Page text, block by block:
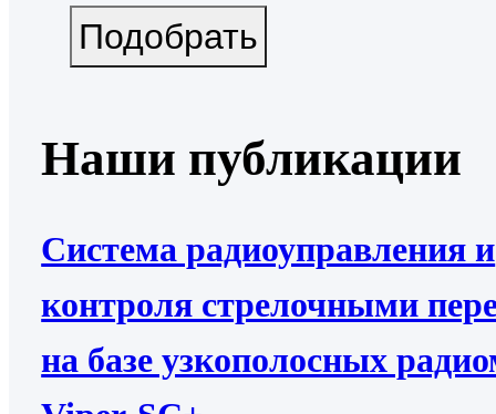
Наши публикации
Система радиоуправления и
контроля стрелочными
на базе узкополосных